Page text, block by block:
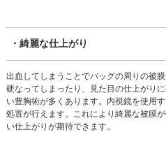
・綺麗な仕上がり
出血してしまうことでバッグの周りの被
硬なってしまったり、見た目の仕上がり
い豊胸術が多くあります。内視鏡を使用
処置が行えます。これにより綺麗な被膜
い仕上がりが期待できます。